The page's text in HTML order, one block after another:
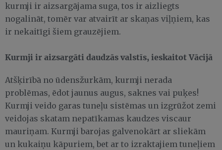
kurmji ir aizsargājama suga, tos ir aizliegts
nogalināt, tomēr var atvairīt ar skaņas viļņiem, kas
ir nekaitīgi šiem grauzējiem.
Kurmji ir aizsargāti daudzās valstīs, ieskaitot Vācijā
Atšķirībā no ūdensžurkām, kurmji nerada
problēmas, ēdot jaunus augus, saknes vai puķes!
Kurmji veido garas tuneļu sistēmas un izgrūžot zemi
veidojas skatam nepatīkamas kaudzes viscaur
mauriņam. Kurmji barojas galvenokārt ar sliekām
un kukaiņu kāpuriem, bet ar to izraktajiem tuneļiem